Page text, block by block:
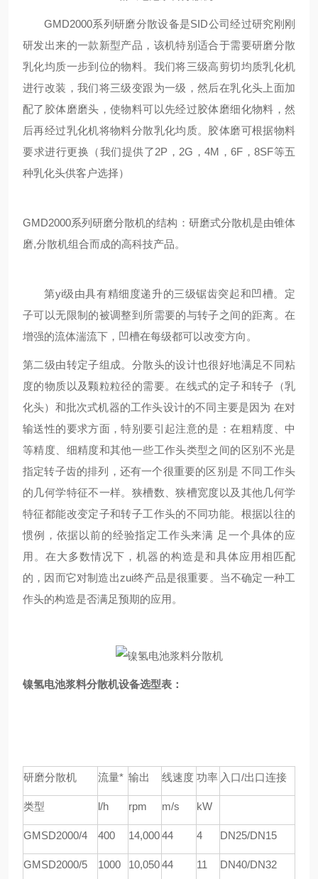
GMD2000系列研磨分散设备是SID公司经过研究刚刚
研发出来的一款新型产品，该机特别适合于需要研磨分散
乳化均质一步到位的物料。我们将三级高剪切均质乳化机
进行改装，我们将三级变跟为一级，然后在乳化头上面加
配了胶体磨磨头，使物料可以先经过胶体磨细化物料，然
后再经过乳化机将物料分散乳化均质。胶体磨可根据物料
要求进行更换（我们提供了2P，2G，4M，6F，8SF等五
种乳化头供客户选择）
GMD2000系列研磨分散机的结构：研磨式分散机是由锥体
磨,分散机组合而成的高科技产品。
第yi级由具有精细度递升的三级锯齿突起和凹槽。定
子可以无限制的被调整到所需要的与转子之间的距离。在
增强的流体湍流下，凹槽在每级都可以改变方向。
第二级由转定子组成。分散头的设计也很好地满足不同粘
度的物质以及颗粒粒径的需要。在线式的定子和转子（乳
化头）和批次式机器的工作头设计的不同主要是因为 在对
输送性的要求方面，特别要引起注意的是：在粗精度、中
等精度、细精度和其他一些工作头类型之间的区别不光是
指定转子齿的排列，还有一个很重要的区别是 不同工作头
的几何学特征不一样。狭槽数、狭槽宽度以及其他几何学
特征都能改变定子和转子工作头的不同功能。根据以往的
惯例，依据以前的经验指定工作头来满 足一个具体的应
用。在大多数情况下，机器的构造是和具体应用相匹配
的，因而它对制造出zui终产品是很重要。当不确定一种工
作头的构造是否满足预期的应用。
镍氢电池浆料分散机设备选型表：
研磨分散机 流量* 输出 线速度 功率 入口/出口连接
类型 l/h rpm m/s kW
GMSD2000/4 400 14,00044 4 DN25/DN15
GMSD2000/5 1000 10,05044 11 DN40/DN32